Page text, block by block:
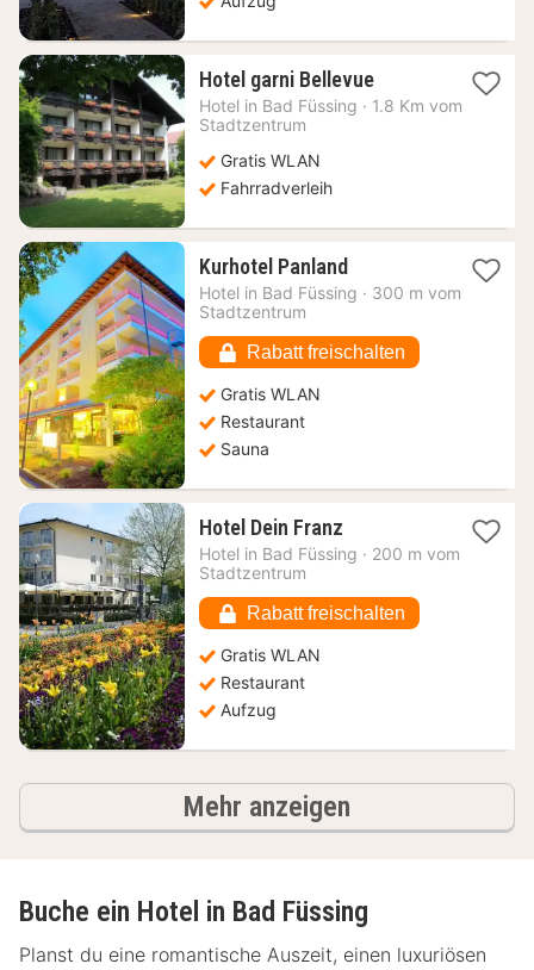
Hotel garni Bellevue1
Nacht
Hotel in Bad Füssing · 1.8 Km vom
Stadtzentrum
Gratis WLAN
Fahrradverleih
Kurhotel Panland1
Nacht
ab
€
Hotel in Bad Füssing · 300 m vom
Stadtzentrum
Rabatt freischalten
Gratis WLAN
Restaurant
Sauna
Hotel Dein Franz1
Nacht
ab
€
Hotel in Bad Füssing · 200 m vom
Stadtzentrum
Rabatt freischalten
Gratis WLAN
Restaurant
Aufzug
Mehr anzeigen
Buche ein Hotel in Bad Füssing
Planst du eine romantische Auszeit, einen luxuriösen